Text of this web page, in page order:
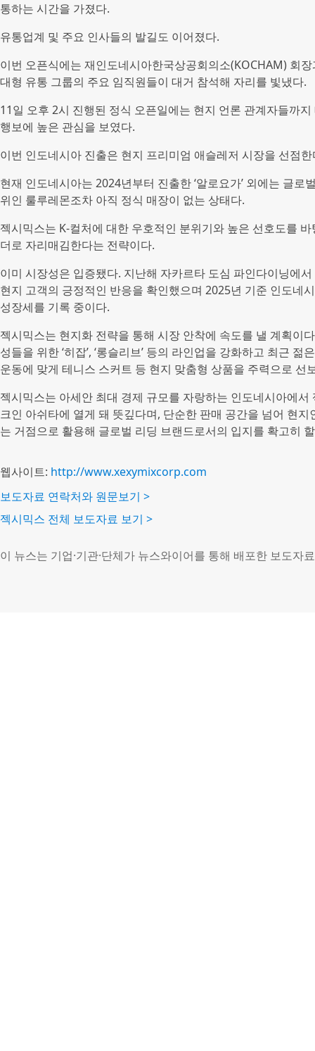
통하는 시간을 가졌다.
유통업계 및 주요 인사들의 발길도 이어졌다.
이번 오픈식에는 재인도네시아한국상공회의소(KOCHAM) 회
대형 유통 그룹의 주요 임직원들이 대거 참석해 자리를 빛냈다.
11일 오후 2시 진행된 정식 오픈일에는 현지 언론 관계자들까
행보에 높은 관심을 보였다.
이번 인도네시아 진출은 현지 프리미엄 애슬레저 시장을 선점
현재 인도네시아는 2024년부터 진출한 ‘알로요가’ 외에는 글
위인 룰루레몬조차 아직 정식 매장이 없는 상태다.
젝시믹스는 K-컬처에 대한 우호적인 분위기와 높은 선호도를
더로 자리매김한다는 전략이다.
이미 시장성은 입증됐다. 지난해 자카르타 도심 파인다이닝에
현지 고객의 긍정적인 반응을 확인했으며 2025년 기준 인도네
성장세를 기록 중이다.
젝시믹스는 현지화 전략을 통해 시장 안착에 속도를 낼 계획이
성들을 위한 ‘히잡’, ‘롱슬리브’ 등의 라인업을 강화하고 최근
운동에 맞게 테니스 스커트 등 현지 맞춤형 상품을 주력으로 선
젝시믹스는 아세안 최대 경제 규모를 자랑하는 인도네시아에
크인 아쉬타에 열게 돼 뜻깊다며, 단순한 판매 공간을 넘어 현
는 거점으로 활용해 글로벌 리딩 브랜드로서의 입지를 확고히
웹사이트: http://www.xexymixcorp.com
보도자료 연락처와 원문보기 >
젝시믹스 전체 보도자료 보기 >
이 뉴스는 기업·기관·단체가 뉴스와이어를 통해 배포한 보도자